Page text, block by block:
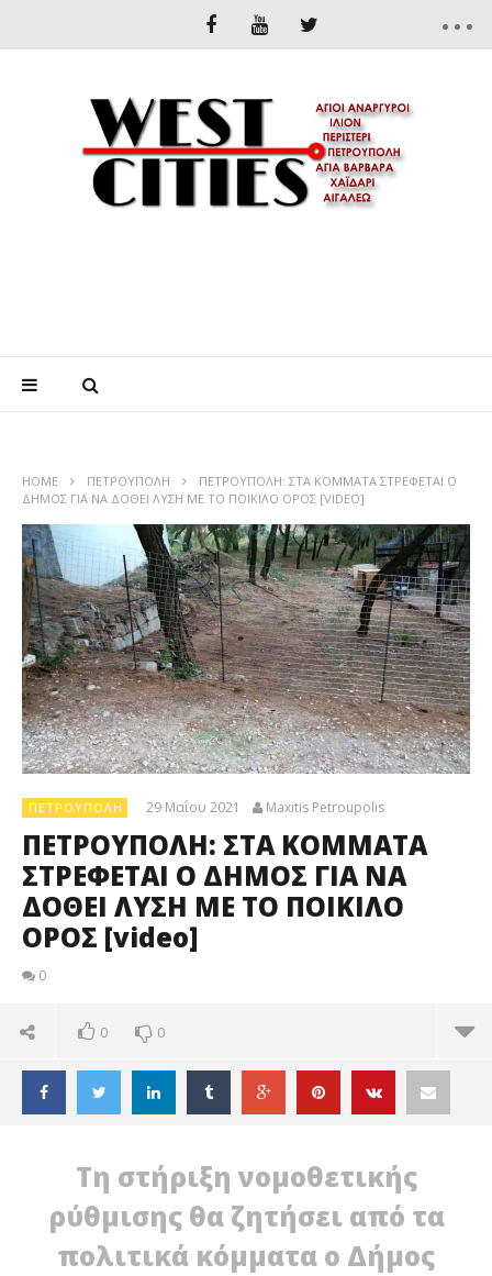
HOME ΠΕΤΡΟΎΠΟΛΗ
ΠΕΤΡΟΥΠΟΛΗ: ΣΤΑ ΚΟΜΜΑΤΑ ΣΤΡΕΦΕΤΑΙ Ο
ΔΗΜΟΣ ΓΙΑ ΝΑ ΔΟΘΕΙ ΛΥΣΗ ΜΕ ΤΟ ΠΟΙΚΙΛΟ ΟΡΟΣ [VIDEO]
ΠΕΤΡΟΎΠΟΛΗ 29 Μαΐου 2021 Maxitis Petroupolis
ΠΕΤΡΟΥΠΟΛΗ: ΣΤΑ ΚΟΜΜΑΤΑ
ΣΤΡΕΦΕΤΑΙ Ο ΔΗΜΟΣ ΓΙΑ ΝΑ
ΔΟΘΕΙ ΛΥΣΗ ΜΕ ΤΟ ΠΟΙΚΙΛΟ
ΟΡΟΣ [video]
0
0 0
Τη στήριξη νομοθετικής
ρύθμισης θα ζητήσει από τα
πολιτικά κόμματα ο Δήμος